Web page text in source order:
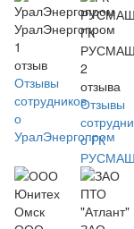
УралЭнергопром
1
отзыв
Отзывы
сотрудников
о
УралЭнергопром
ГК
2
отзыва
Отзывы
о ГК